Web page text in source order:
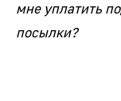
мне уплатить
посылки?